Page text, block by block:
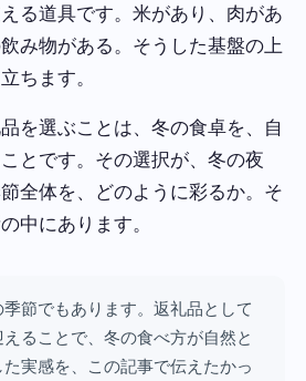
る道具です。米があり、肉があ
み物がある。そうした基盤の上
ちます。
を選ぶことは、冬の食卓を、自
とです。その選択が、冬の夜
全体を、どのように彩るか。そ
中にあります。
節でもあります。返礼品として
ることで、冬の食べ方が自然と
実感を、この記事で伝えたかっ